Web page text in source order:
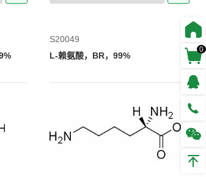
S20049
L-赖氨酸，BR，99%
0